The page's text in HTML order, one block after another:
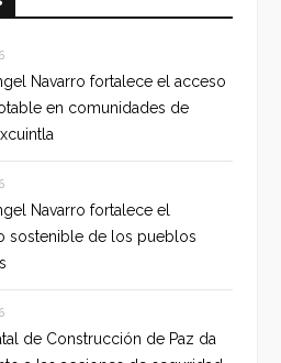
Navarro fortalece el acceso
en comunidades de
Navarro fortalece el
sostenible de los pueblos
de Construcción de Paz da